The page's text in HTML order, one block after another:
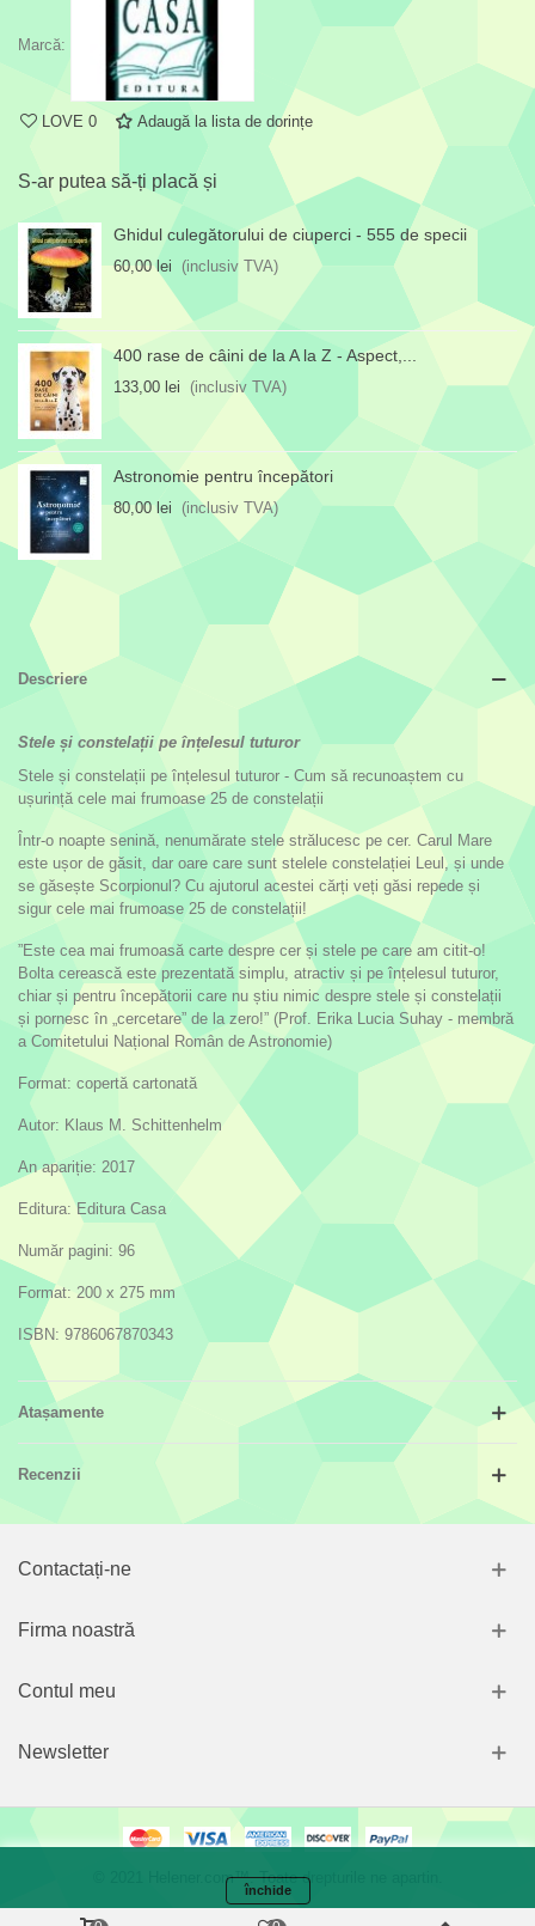
Marcă:
LOVE 0 Adaugă la lista de dorințe
S-ar putea să-ți placă și
Ghidul culegătorului de ciuperci - 555 de specii
60,00 lei (inclusiv TVA)
400 rase de câini de la A la Z - Aspect,...
133,00 lei (inclusiv TVA)
Astronomie pentru începători
80,00 lei (inclusiv TVA)
Descriere
Stele și constelații pe înțelesul tuturor
Stele și constelații pe înțelesul tuturor - Cum să recunoaștem cu
ușurință cele mai frumoase 25 de constelații
Într-o noapte senină, nenumărate stele strălucesc pe cer. Carul Mare
este ușor de găsit, dar oare care sunt stelele constelației Leul, și unde
se găsește Scorpionul? Cu ajutorul acestei cărți veți găsi repede și
sigur cele mai frumoase 25 de constelații!
”Este cea mai frumoasă carte despre cer și stele pe care am citit-o!
Bolta cerească este prezentată simplu, atractiv și pe înțelesul tuturor,
chiar și pentru începătorii care nu știu nimic despre stele și constelații
și pornesc în „cercetare” de la zero!” (Prof. Erika Lucia Suhay - membră
a Comitetului Național Român de Astronomie)
Format: copertă cartonată
Autor: Klaus M. Schittenhelm
An apariție: 2017
Editura: Editura Casa
Număr pagini: 96
Format: 200 x 275 mm
ISBN: 9786067870343
Atașamente
Recenzii
Contactați-ne
Firma noastră
Contul meu
Newsletter
Folosim prăjiturele (cookie-uri) și tehnologii amețitoare pentru a-ți
închide
© 2021 Helener.com™. Toate drepturile ne apartin.